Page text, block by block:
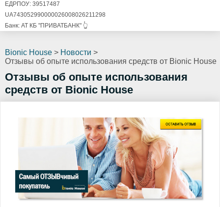
ЕДРПОУ: 39517487
UA743052990000026008026211298
Банк: АТ КБ "ПРИВАТБАНК" 👆
Bionic House > Новости >
Отзывы об опыте использования средств от Bionic House
Отзывы об опыте использования
средств от Bionic House